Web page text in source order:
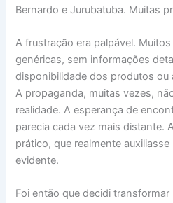
Bernardo e Jurubatuba. Muitas
A frustração era palpável.
genéricas, sem informações
disponibilidade dos produtos ou
A propaganda, muitas vezes,
realidade. A esperança de
parecia cada vez mais distante.
prático, que realmente
evidente.
Foi então que decidi